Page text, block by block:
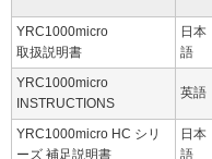
YRC1000micro
取扱説明書
日本
語
YRC1000micro
INSTRUCTIONS
英語
YRC1000micro HC シリ
ーズ 補足説明書
日本
語